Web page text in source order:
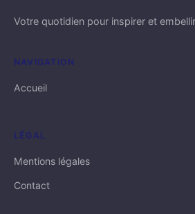
Votre quotidien pour inspirer et
NAVIGATION
Accueil
LÉGAL
Mentions légales
Contact